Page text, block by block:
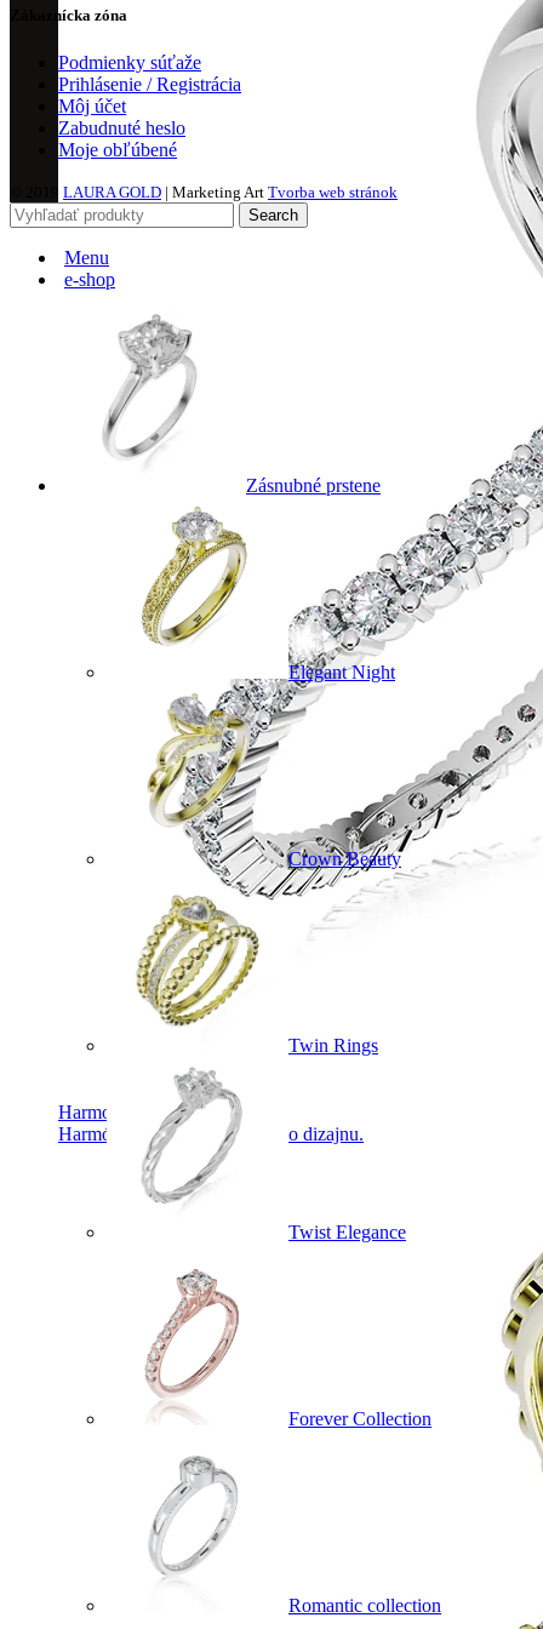
Harmony
Harmónia klasiky a moderného dizajnu.
Zákaznícka zóna
Podmienky súťaže
Prihlásenie / Registrácia
Môj účet
Zabudnuté heslo
Moje obľúbené
LAURA GOLD | Marketing Art Tvorba web stránok
Search
Menu
e-shop
Zásnubné prstene
Elegant Night
Crown Beauty
Twin Rings
Twist Elegance
Forever Collection
Romantic collection